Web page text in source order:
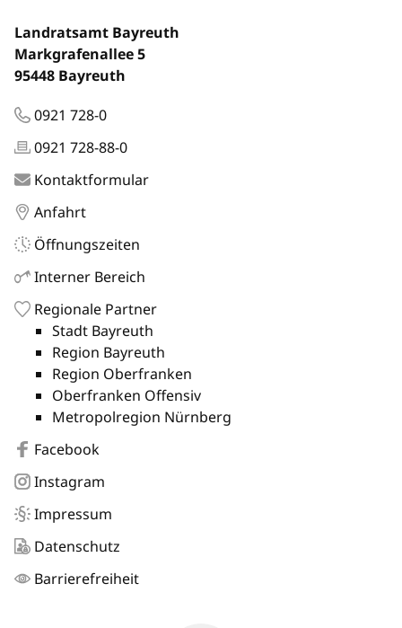
Landratsamt Bayreuth
Markgrafenallee 5
95448 Bayreuth
0921 728-0
0921 728-88-0
Kontaktformular
Anfahrt
Öffnungszeiten
Interner Bereich
Regionale Partner
Stadt Bayreuth
Region Bayreuth
Region Oberfranken
Oberfranken Offensiv
Metropolregion Nürnberg
Facebook
Instagram
Impressum
Datenschutz
Barrierefreiheit